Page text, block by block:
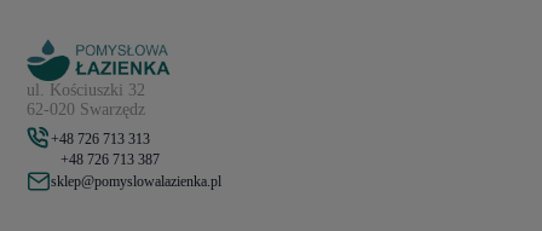
ul. Kościuszki 32
62-020 Swarzędz
+48 726 713 313
+48 726 713 387
sklep@pomyslowalazienka.pl